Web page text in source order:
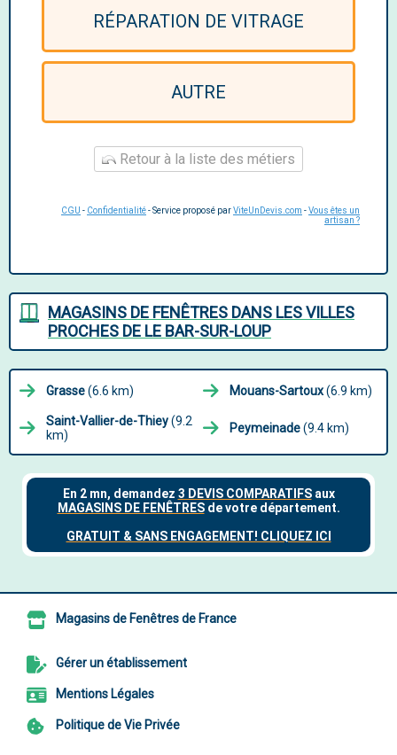
RÉPARATION DE VITRAGE
AUTRE
Retour à la liste des métiers
CGU - Confidentialité- Service proposé parViteUnDevis.com -Vous êtes un
artisan ?
MAGASINS DE FENÊTRES DANS LES VILLES
PROCHES DE LE BAR-SUR-LOUP
Grasse(6.6 km) Mouans-Sartoux(6.9 km)
Saint-Vallier-de-Thiey(9.2
km)
Peymeinade(9.4 km)
Magasins de Fenêtres de France
Gérer un établissement
Mentions Légales
Politique de Vie Privée